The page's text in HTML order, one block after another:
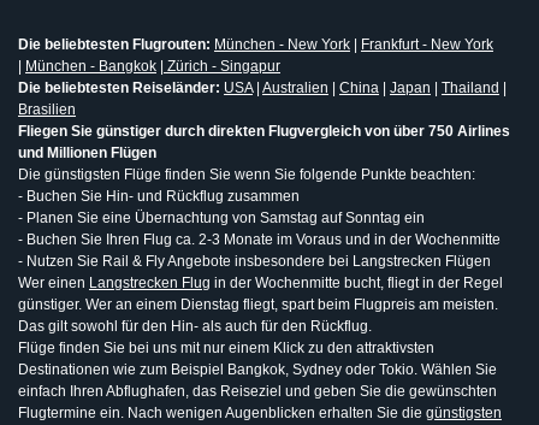
Die beliebtesten Flugrouten: München - New York
Frankfurt - New York
München - Bangkok
Zürich - Singapur
Die beliebtesten Reiseländer: USA| Australien China Japan Thailand
Brasilien
Fliegen Sie günstiger durch direkten Flugvergleich von über 750 Airlines
und Millionen Flügen
Die günstigsten Flüge finden Sie wenn Sie folgende Punkte beachten:
- Buchen Sie Hin- und Rückflug zusammen
- Planen Sie eine Übernachtung von Samstag auf Sonntag ein
- Buchen Sie Ihren Flug ca. 2-3 Monate im Voraus und in der Wochenmitte
- Nutzen Sie Rail & Fly Angebote insbesondere bei Langstrecken Flügen
Wer einen Langstrecken Flug in der Wochenmitte bucht, fliegt in der Regel
günstiger. Wer an einem Dienstag fliegt, spart beim Flugpreis am meisten.
Das gilt sowohl für den Hin- als auch für den Rückflug.
Flüge finden Sie bei uns mit nur einem Klick zu den attraktivsten
Destinationen wie zum Beispiel Bangkok, Sydney oder Tokio. Wählen Sie
einfach Ihren Abflughafen, das Reiseziel und geben Sie die gewünschten
Flugtermine ein. Nach wenigen Augenblicken erhalten Sie die günstigsten